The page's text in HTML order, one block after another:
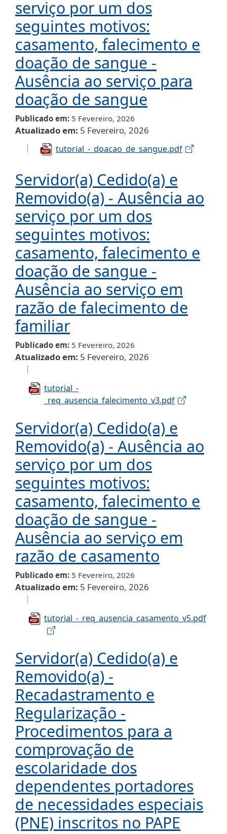
serviço por um dos
seguintes motivos:
casamento, falecimento e
doação de sangue -
Ausência ao serviço para
doação de sangue
Publicado em 5 Fevereiro, 2026
Atualizado em 5 Fevereiro, 2026
tutorial_-_doacao_de_sangue.pdf
Servidor(a) Cedido(a) e
Removido(a) - Ausência ao
serviço por um dos
seguintes motivos:
casamento, falecimento e
doação de sangue -
Ausência ao serviço em
razão de falecimento de
familiar
Publicado em 5 Fevereiro, 2026
Atualizado em 5 Fevereiro, 2026
tutorial_-
_req_ausencia_falecimento_v3.pdf
Servidor(a) Cedido(a) e
Removido(a) - Ausência ao
serviço por um dos
seguintes motivos:
casamento, falecimento e
doação de sangue -
Ausência ao serviço em
razão de casamento
Publicado em 5 Fevereiro, 2026
Atualizado em 5 Fevereiro, 2026
tutorial_-_req_ausencia_casamento_v5.pdf
Servidor(a) Cedido(a) e
Removido(a) -
Recadastramento e
Regularização -
Procedimentos para a
comprovação de
escolaridade dos
dependentes portadores
de necessidades especiais
(PNE) inscritos no PAPE